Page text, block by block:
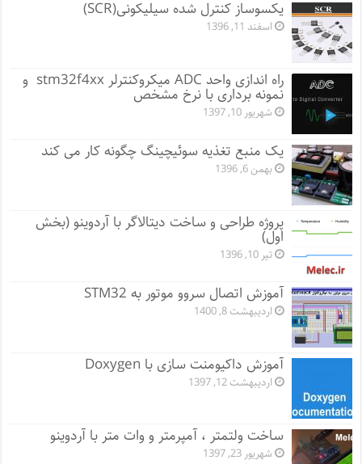
یکسوساز کنترل شده سیلیکونی(SCR)
اسفند 11, 1396
راه اندازی واحد ADC میکروکنترلر stm32f4xx و
نمونه برداری با نرخ مشخص
شهریور 10, 1397
یک منبع تغذیه سوئیچینگ چگونه کار می کند
بهمن 6, 1396
پروژه طراحی و ساخت دیتالاگر با آردوینو (بخش
اول)
تیر 10, 1396
آموزش اتصال سروو موتور به STM32
اردیبهشت 8, 1400
آموزش داکیومنت سازی با Doxygen
اردیبهشت 12, 1397
ساخت ولتمتر ، آمپرمتر و وات متر با آردوینو
شهریور 23, 1397